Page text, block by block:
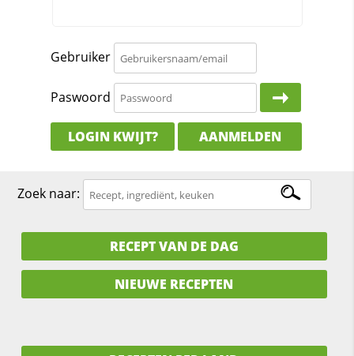
Gebruiker
Paswoord
LOGIN KWIJT? AANMELDEN
Zoek naar:
RECEPT VAN DE DAG
NIEUWE RECEPTEN